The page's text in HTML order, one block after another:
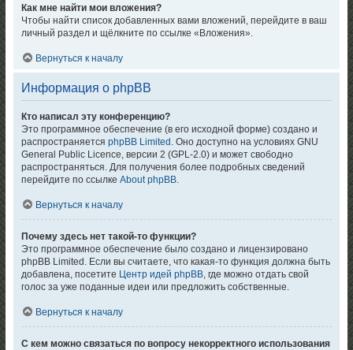
Как мне найти мои вложения?
Чтобы найти список добавленных вами вложений, перейдите в ваш
личный раздел и щёлкните по ссылке «Вложения».
Вернуться к началу
Информация о phpBB
Кто написал эту конференцию?
Это программное обеспечение (в его исходной форме) создано и
распространяетсяphpBB Limited . Оно доступно на условиях GNU
General Public Licence, версии 2 (GPL-2.0) и может свободно
распространяться. Для получения более подробных сведений
перейдите по ссылкеAbout phpBB.
Вернуться к началу
Почему здесь нет такой-то функции?
Это программное обеспечение было создано и лицензировано
phpBB Limited. Если вы считаете, что какая-то функция должна быть
добавлена, посетите Центр идей phpBB, где можно отдать свой
голос за уже поданные идеи или предложить собственные.
Вернуться к началу
С кем можно связаться по вопросу некорректного использования